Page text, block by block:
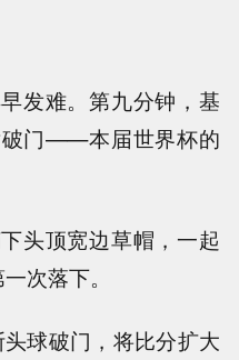
发难。第九分钟，基
破门——本届世界杯的
头顶宽边草帽，一起
次落下。
球破门，将比分扩大